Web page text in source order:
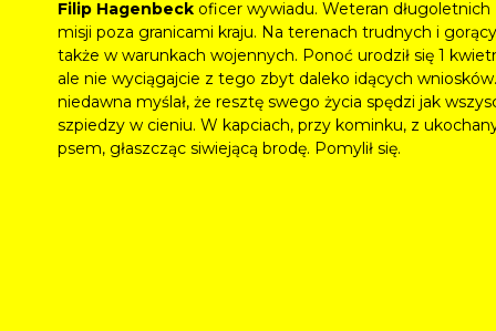
Filip Hagenbeck oficer wywiadu. Weteran długoletnich
misji poza granicami kraju. Na terenach trudnych i
także w warunkach wojennych. Ponoć urodził się 1
ale nie wyciągajcie z tego zbyt daleko idących
niedawna myślał, że resztę swego życia spędzi jak
szpiedzy w cieniu. W kapciach, przy kominku, z
psem, głaszcząc siwiejącą brodę. Pomylił się.